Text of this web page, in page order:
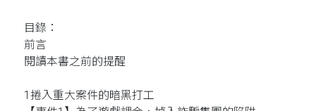
目錄：
前言
閱讀本書之前的提醒
1捲入重大案件的暗黑打工